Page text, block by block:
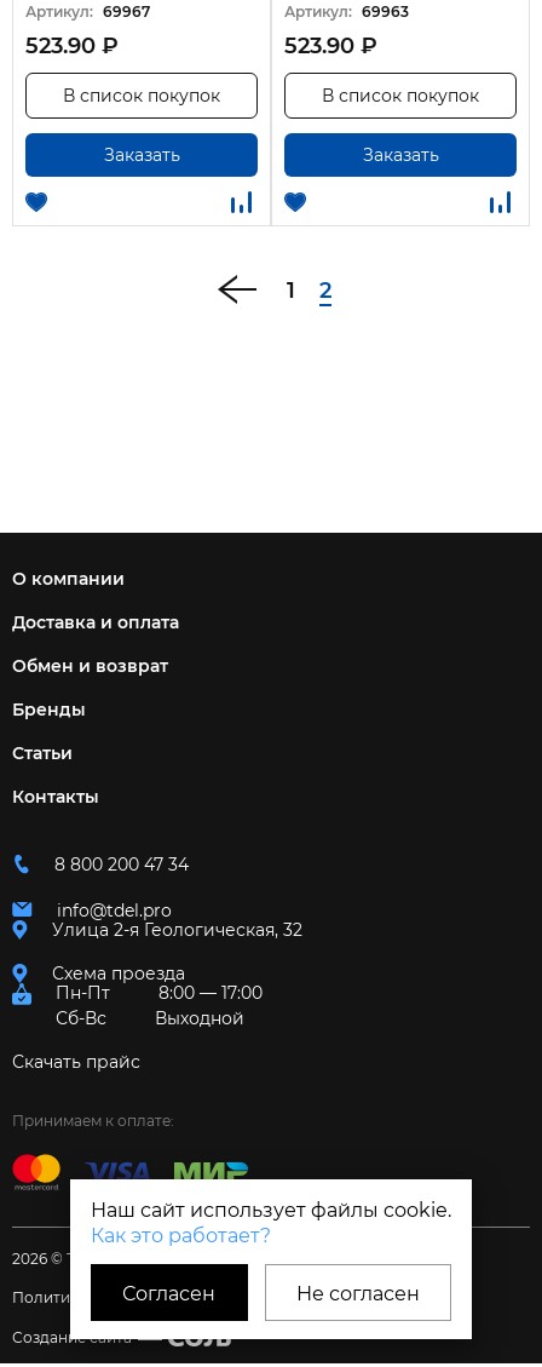
Наш сайт использует файлы cookie.
Как это работает?
Согласен Не согласен
Артикул: 69967
523.90 ₽
Заказать
В список покупок
Артикул: 69963
523.90 ₽
Заказать
В список покупок
1 2
О компании
Доставка и оплата
Обмен и возврат
Бренды
Статьи
Контакты
8 800 200 47 34
info@tdel.pro
Улица 2-я Геологическая, 32
Схема проезда
Пн-Пт
8:00 — 17:00
Сб-Вс
Выходной
Скачать прайс
Принимаем к оплате:
2026 © Торговый дом «Электрум»
Политика и Согласия
Создание сайта